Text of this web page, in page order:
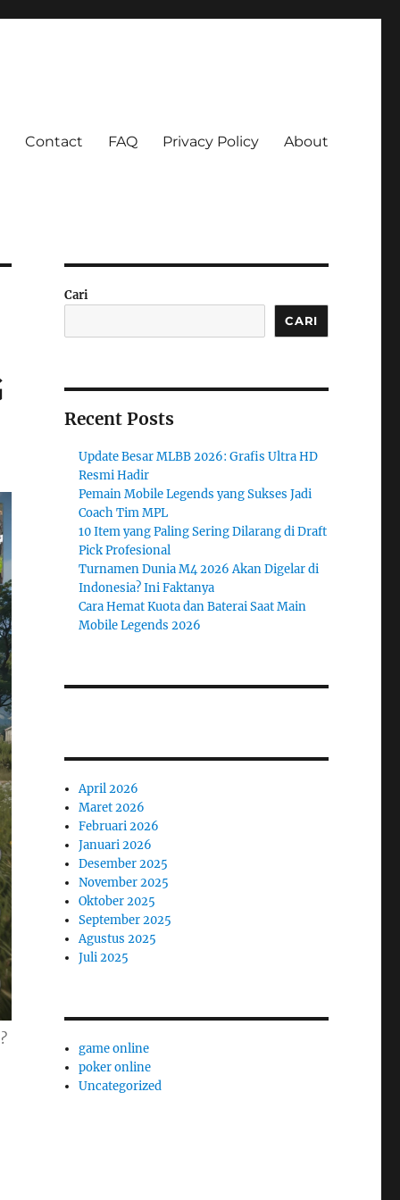
Contact FAQ Privacy Policy About
Cari
CARI
Recent Posts
Update Besar MLBB 2026: Grafis Ultra HD
Resmi Hadir
Pemain Mobile Legends yang Sukses Jadi
Coach Tim MPL
10 Item yang Paling Sering Dilarang di Draft
Pick Profesional
Turnamen Dunia M4 2026 Akan Digelar di
Indonesia? Ini Faktanya
Cara Hemat Kuota dan Baterai Saat Main
Mobile Legends 2026
April 2026
Maret 2026
Februari 2026
Januari 2026
Desember 2025
November 2025
Oktober 2025
September 2025
Agustus 2025
Juli 2025
game online
poker online
Uncategorized